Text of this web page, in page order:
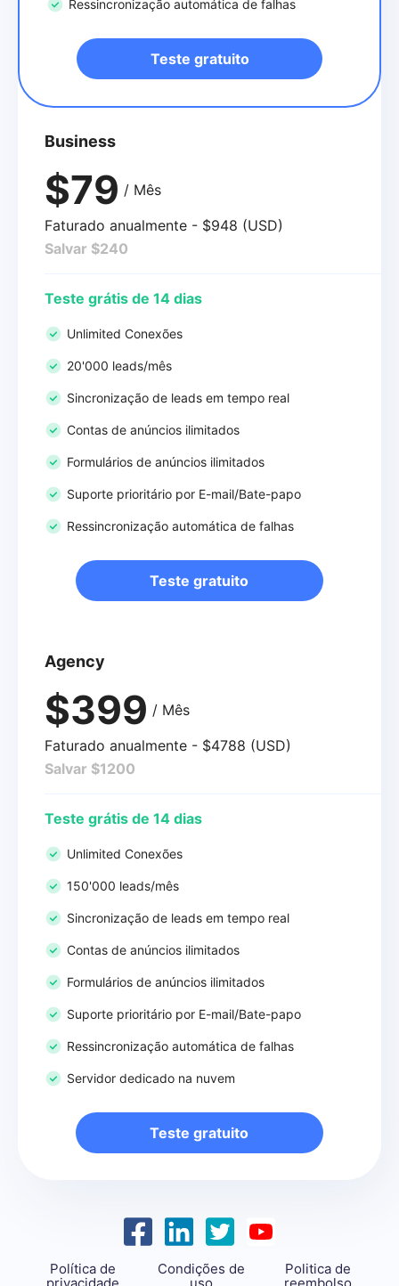
Ressincronização automática de falhas
Teste gratuito
Business
$79 / Mês
Faturado anualmente - $948 (USD)
Salvar $240
Teste grátis de 14 dias
Unlimited Conexões
20'000 leads/mês
Sincronização de leads em tempo real
Contas de anúncios ilimitados
Formulários de anúncios ilimitados
Suporte prioritário por E-mail/Bate-papo
Ressincronização automática de falhas
Teste gratuito
Agency
$399 / Mês
Faturado anualmente - $4788 (USD)
Salvar $1200
Teste grátis de 14 dias
Unlimited Conexões
150'000 leads/mês
Sincronização de leads em tempo real
Contas de anúncios ilimitados
Formulários de anúncios ilimitados
Suporte prioritário por E-mail/Bate-papo
Ressincronização automática de falhas
Servidor dedicado na nuvem
Teste gratuito
Política de
privacidade
Condições de
uso
Politica de
reembolso